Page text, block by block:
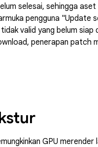
selesai, sehingga aset
pengguna "Update
valid yang belum siap
penerapan patch
GPU